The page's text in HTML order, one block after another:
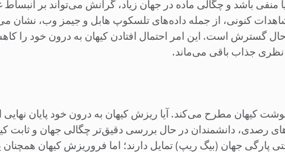
منفی باشد و چگالی ماده در جهان زیاد، گرانش می‌تواند بر انبساط
کنونی، از جمله داده‌های تلسکوپ هابل و جیمز وب، نشان
گسترش است. این امر احتمال افتادن کیهان به درون خود را
نظری جذاب باقی می‌ماند.
کیهان مطرح می‌کند. آیا ریزش کیهان به درون خود پایان
رصدی، دانشمندان در حال بررسی دقیق‌تر چگالی جهان و ثابت
پارگی جهان (بیگ ریپ) تمایل دارند؛ اما فروریزش کیهان